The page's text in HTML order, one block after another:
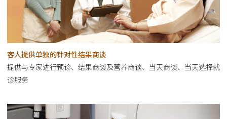
客人提供单独的针对性结果商谈
提供与专家进行预诊、结果商谈及营养商谈、当天商谈、当天选择就
诊服务